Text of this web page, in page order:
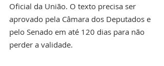
Oficial da União. O texto precisa ser
aprovado pela Câmara dos Deputados e
pelo Senado em até 120 dias para não
perder a validade.